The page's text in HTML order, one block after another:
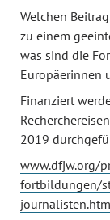
Welchen
zu einem
was sind die
Europäerinnen
Finanziert
2019
www.dfjw.org/
fortbildungen/